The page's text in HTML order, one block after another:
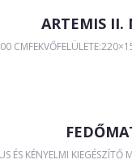
ARTEMIS II.
KÉNYELMI